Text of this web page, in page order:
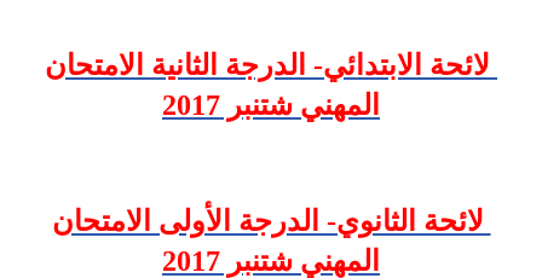
لائحة الابتدائي- الدرجة الثانية الامتحان
المهني شتنبر 2017
لائحة الثانوي- الدرجة الأولى الامتحان
المهني شتنبر 2017